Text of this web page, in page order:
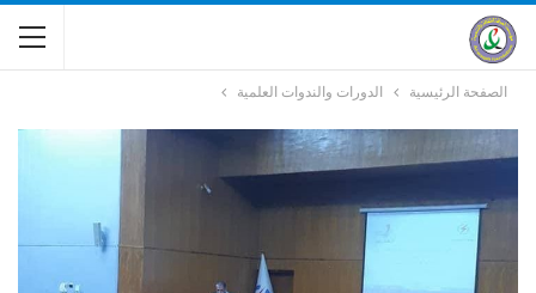
الصفحة الرئيسية الدورات والندوات العلمية